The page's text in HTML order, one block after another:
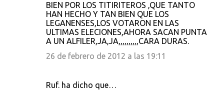
BIEN POR LOS TITIRITEROS ,QUE TANTO
HAN HECHO Y TAN BIEN QUE LOS
LEGANENSES,LOS VOTARON EN LAS
ULTIMAS ELECIONES,AHORA SACAN PUNTA
A UN ALFILER,JA,JA,,,,,,,,,,CARA DURAS.
26 de febrero de 2012 a las 19:11
Ruf. ha dicho que…